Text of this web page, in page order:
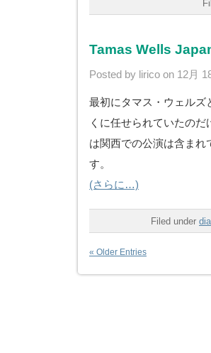
Tamas Wells
Posted by lirico on 12月
最初にタマス・ウェルズ
くに任せられていたの
は関西での公演は含ま
す。
(さらに…)
Filed under
« Older Entries